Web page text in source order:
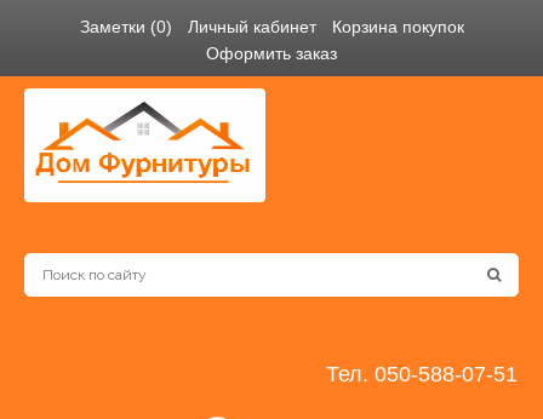
Заметки (0) Личный кабинет
Корзина покупок
Оформить заказ
Тел. 050-588-07-51